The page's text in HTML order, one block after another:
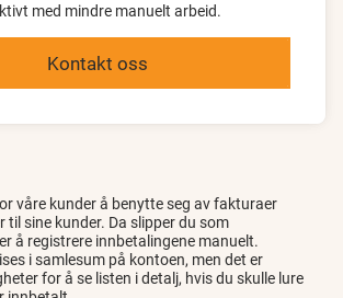
med mindre manuelt arbeid.
Kontakt oss
våre kunder å benytte seg av fakturaer
til sine kunder. Da slipper du som
å registrere innbetalingene manuelt.
i samlesum på kontoen, men det er
for å se listen i detalj, hvis du skulle lure